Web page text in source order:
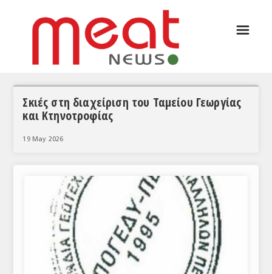
ΣΥΝΕΝΤΕΥΞΕΙΣ
ΘΕΜΑΤΑ
ΕΥΡΩΠΑΪΚΕΣ ΑΠΟΦΑΣΕΙΣ
☰
Σκιές στη διαχείριση του Ταμείου Γεωργίας
και Κτηνοτροφίας
19 May 2026